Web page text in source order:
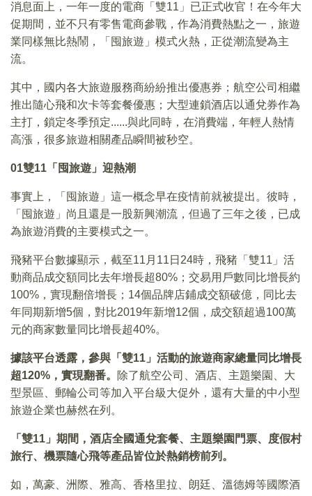
消息面上，一年一度的電商「雙11」已正式收官！在今年大
促期間，並不只有零售電商參戰，作為消費熱點之一，旅遊
業同樣無比熱鬧，「囤旅遊」模式火熱，正從潮流變為主
流。
其中，國内各大旅遊服務商紛紛推出優惠券；航空公司相繼
推出隨心飛和次卡等套餐優惠；大型連鎖酒店以通兌券作為
主打，鎖定冬季預定......與此同時，在消費端，年輕人熱情
高漲，很多旅遊相關產品瞬間被秒空。
01雙11 「囤旅遊」迎熱潮
事實上，「囤旅遊」這一概念早在疫情前就被提出。彼時，
「囤旅遊」尚且還是一股新興潮流，但過了三年之後，已成
為旅遊消費的主要模式之一。
飛豬平台數據顯示，截至11月11日24時，飛豬「雙11」活
動商品成交額同比去年增長超80%；交易用戶數同比增長約
100%，實現翻倍增長；14個品牌店鋪成交額破億，同比去
年同期新增5個，對比2019年新增12個，成交額超過100萬
元的商家數量同比增長超40%。
據該平台透露，參與「雙11 」活動的旅遊商家總量同比增長
超120% ，實現翻番。
除了航空公司、酒店、主題樂園、大
型景區、郵輪公司等加入平台級大促外，還有大量的中小型
旅遊企業也赫然在列。
「雙11 」期間，酒店全國通兌套餐、主題樂園門票、度假村
旅行、機票隨心飛等產品皆位於熱銷榜前列。
如，萬豪、洲際、雅高、香格里拉、朗廷、溫德姆等國際酒